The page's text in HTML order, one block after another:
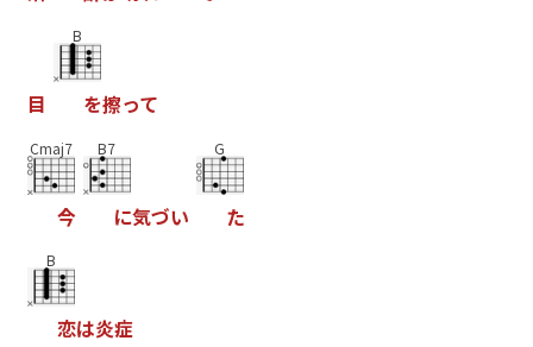
目
B
を擦って
Cmaj7
今
B7
に気づい
G
た
B
恋は炎症